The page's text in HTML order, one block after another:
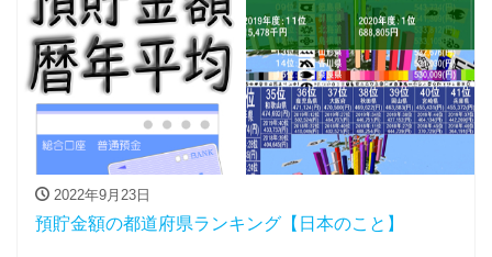
2022年9月23日
預貯金額の都道府県ランキング【日本のこと】